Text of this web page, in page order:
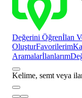
Değerini Öğrenİlan
OluşturFavorilerim
Aramalarİlanlarım
Kelime, semt veya